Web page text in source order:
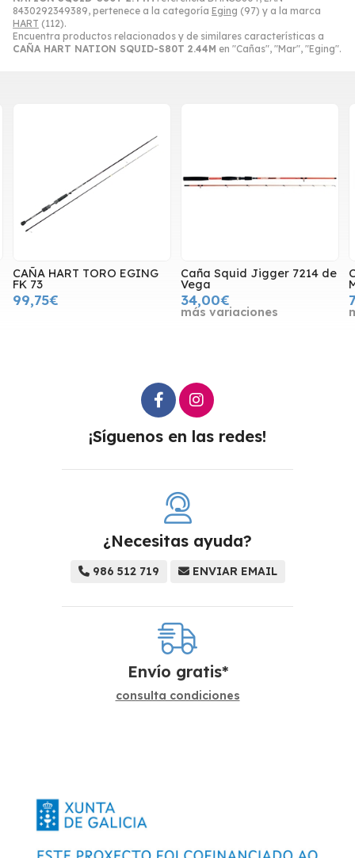
8430292349389, pertenece a la categoría Eging (97) y a la marca
HART (112).
Encuentra productos relacionados y de similares características a
CAÑA HART NATION SQUID-S80T 2.44M en "Cañas", "Mar", "Eging".
CAÑA HART TORO EGING
FK 73
99,75€
Caña Squid Jigger 7214 de
Vega
34,00€
más variaciones
¡Síguenos en las redes!
¿Necesitas ayuda?
986 512 719 ENVIAR EMAIL
Envío gratis*
consulta condiciones